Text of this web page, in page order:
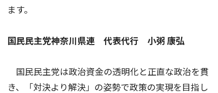
ます。
国民民主党神奈川県連 代表代行 小粥 康弘
国民民主党は政治資金の透明化と正直な政治を貫
き、「対決より解決」の姿勢で政策の実現を目指し